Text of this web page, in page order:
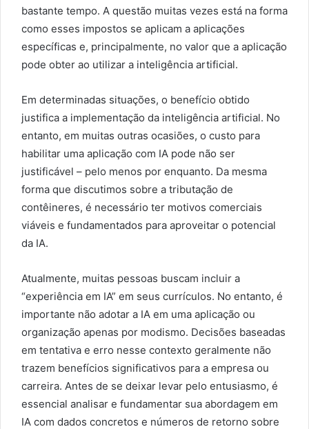
bastante tempo. A questão muitas vezes está na forma
como esses impostos se aplicam a aplicações
específicas e, principalmente, no valor que a aplicação
pode obter ao utilizar a inteligência artificial.
Em determinadas situações, o benefício obtido
justifica a implementação da inteligência artificial. No
entanto, em muitas outras ocasiões, o custo para
habilitar uma aplicação com IA pode não ser
justificável – pelo menos por enquanto. Da mesma
forma que discutimos sobre a tributação de
contêineres, é necessário ter motivos comerciais
viáveis e fundamentados para aproveitar o potencial
da IA.
Atualmente, muitas pessoas buscam incluir a
“experiência em IA” em seus currículos. No entanto, é
importante não adotar a IA em uma aplicação ou
organização apenas por modismo. Decisões baseadas
em tentativa e erro nesse contexto geralmente não
trazem benefícios significativos para a empresa ou
carreira. Antes de se deixar levar pelo entusiasmo, é
essencial analisar e fundamentar sua abordagem em
IA com dados concretos e números de retorno sobre